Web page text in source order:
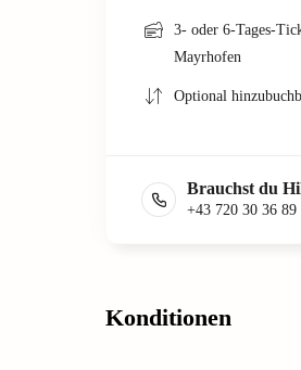
3- oder 6-Tages-
Mayrhofen
Optional
Brauchst du
+43 720 30 36 89
Konditionen